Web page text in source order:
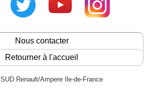
Nous contacter
Retourner à l'accueil
Renault/Ampere Ile-de-France